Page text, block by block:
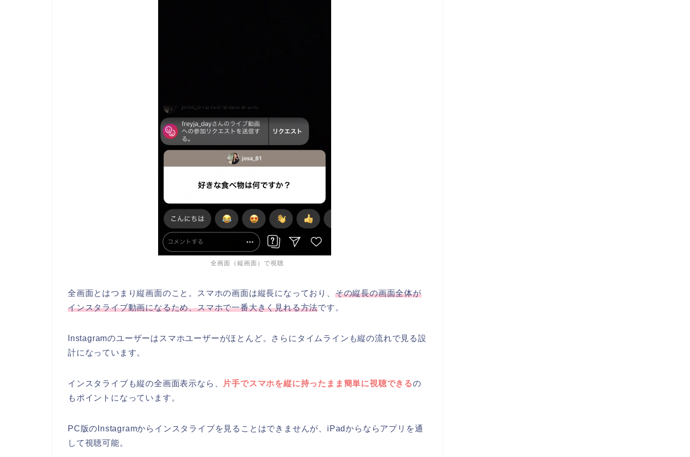
全画面（縦画面）で視聴
全画面とはつまり縦画面のこと。スマホの画面は縦長になっており、 その縦長の画面全体が
インスタライブ動画になるため、スマホで一番大きく見れる方法です。
Instagramのユーザーはスマホユーザーがほとんど。さらにタイムラインも縦の流れで見る設
計になっています。
インスタライブも縦の全画面表示なら、 片手でスマホを縦に持ったまま簡単に視聴できるの
もポイントになっています。
PC版のInstagramからインスタライブを見ることはできませんが、iPadからならアプリを通
して視聴可能。